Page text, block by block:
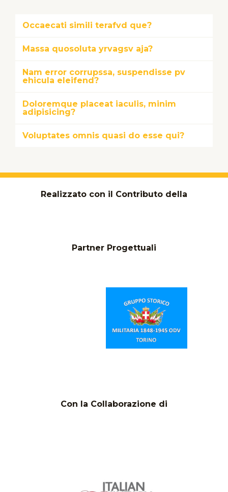
Occaecati simili terafvd que?
Massa quosoluta yrvagsv aja?
Nam error corrupssa, suspendisse pv
ehicula eleifend?
Doloremque placeat iaculis, minim
adipisicing?
Voluptates omnis quasi do esse qui?
Realizzato con il Contributo della
Partner Progettuali
Con la Collaborazione di